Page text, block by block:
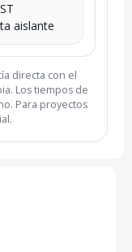
aislante
directa con el
Los tiempos de
Para proyectos